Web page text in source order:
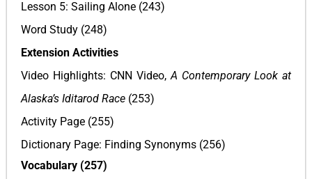
Lesson 5: Sailing Alone (243)
Word Study (248)
Extension Activities
Video Highlights: CNN Video, A Contemporary Look at
Alaska’s Iditarod Race (253)
Activity Page (255)
Dictionary Page: Finding Synonyms (256)
Vocabulary (257)